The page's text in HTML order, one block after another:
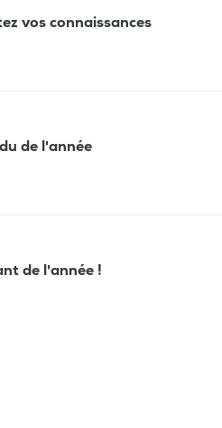
vos connaissances
de l'année
de l'année !